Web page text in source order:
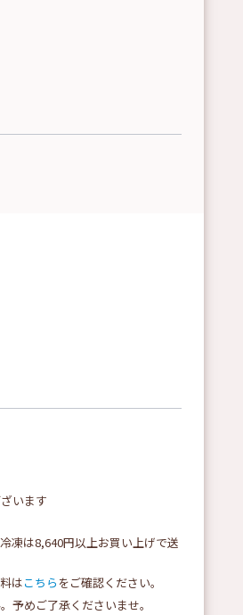
います
凍は8,640円以上お買い上げで送
はこちら をご確認ください。
予めご了承くださいませ。